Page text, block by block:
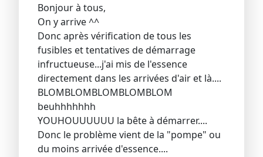
Bonjour à tous,
On y arrive ^^
Donc après vérification de tous les
fusibles et tentatives de démarrage
infructueuse...j'ai mis de l'essence
directement dans les arrivées d'air et là....
BLOMBLOMBLOMBLOMBLOM
beuhhhhhhh
YOUHOUUUUUU la bête à démarrer....
Donc le problème vient de la "pompe" ou
du moins arrivée d'essence....